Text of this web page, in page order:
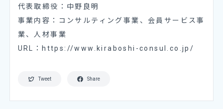
代表取締役：中野良明
事業内容：コンサルティング事業、会員サービス事
業、人材事業
URL：
https://www.kiraboshi-consul.co.jp/
Tweet Share